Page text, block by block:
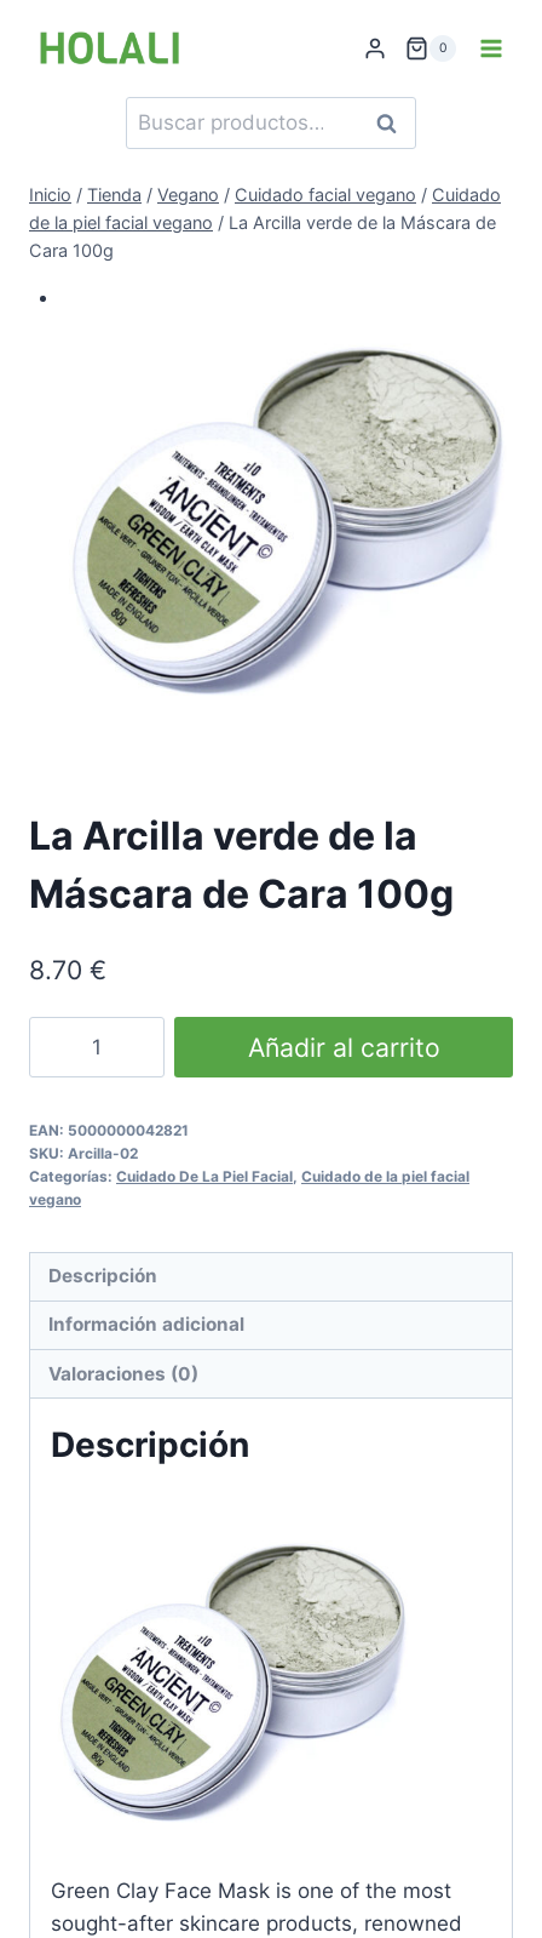
0
Buscar
por:
Buscar
Inicio / Tienda / Vegano / Cuidado facial vegano / Cuidado
de la piel facial vegano / La Arcilla verde de la Máscara de
Cara 100g
La Arcilla verde de la
Máscara de Cara 100g
8.70 €
Mask
100g
cantidad
Añadir al carrito
EAN: 5000000042821
SKU: Arcilla-02
Categorías: Cuidado De La Piel Facial Cuidado de la piel facial
vegano
Descripción
Información adicional
Valoraciones (0)
Descripción
Green Clay Face Mask is one of the most
sought-after skincare products, renowned